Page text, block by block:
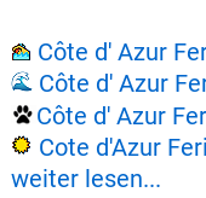
Côte d' Azur
Côte d' Azur
Côte d' Azur
Cote d'Azur
weiter lesen...